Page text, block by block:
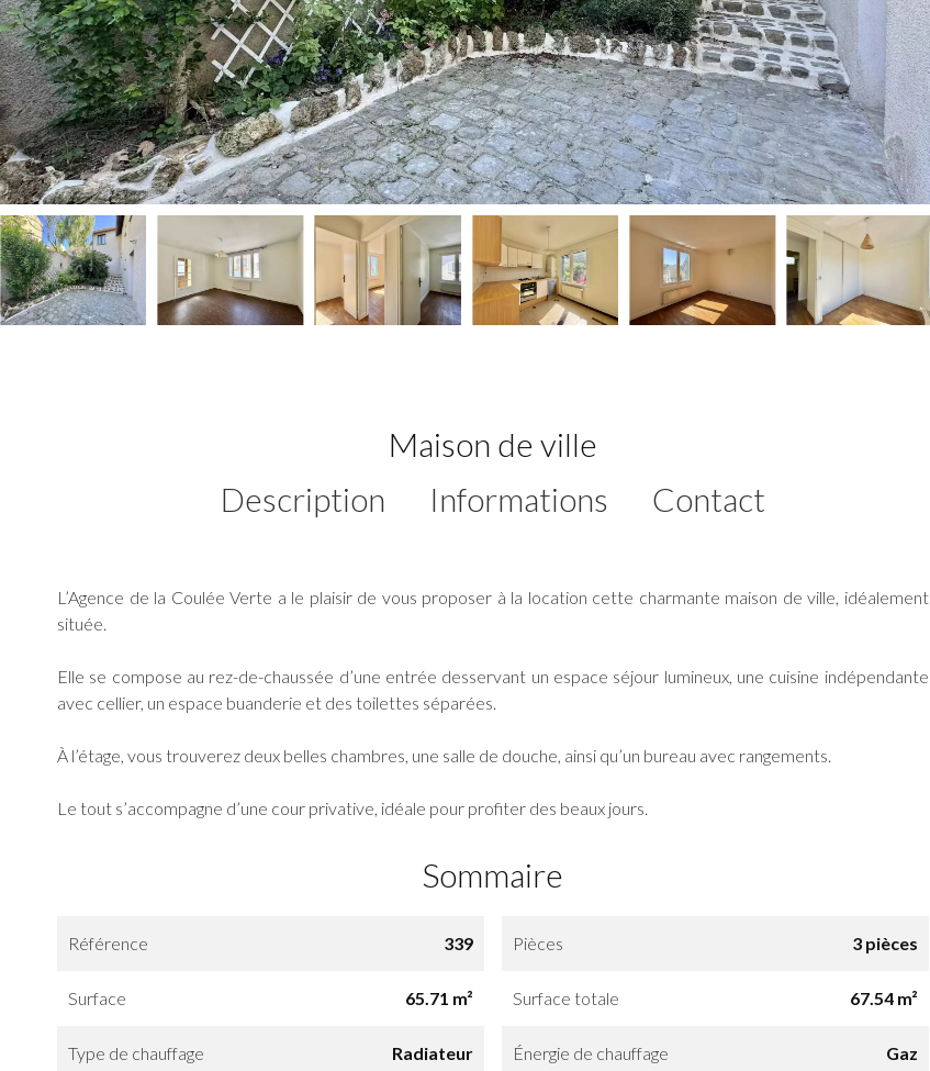
Maison de ville
Description
Informations Contact
L’Agence de la Coulée Verte a le plaisir de vous proposer à la location cette charmante maison de ville, idéalement
située.
Elle se compose au rez-de-chaussée d’une entrée desservant un espace séjour lumineux, une cuisine indépendante
avec cellier, un espace buanderie et des toilettes séparées.
À l’étage, vous trouverez deux belles chambres, une salle de douche, ainsi qu’un bureau avec rangements.
Le tout s’accompagne d’une cour privative, idéale pour profiter des beaux jours.
Sommaire
Référence 339 Pièces 3 pièces
Surface 65.71 m² Surface totale 67.54 m²
Type de chauffage Radiateur Énergie de chauffage Gaz